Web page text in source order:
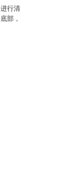
行清
部，